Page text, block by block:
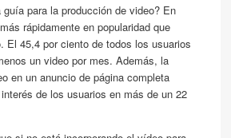
para la producción de video? En
rápidamente en popularidad que
El 45,4 por ciento de todos los usuarios
un video por mes.Además, la
en un anuncio de página completa
de los usuarios en más de un 22